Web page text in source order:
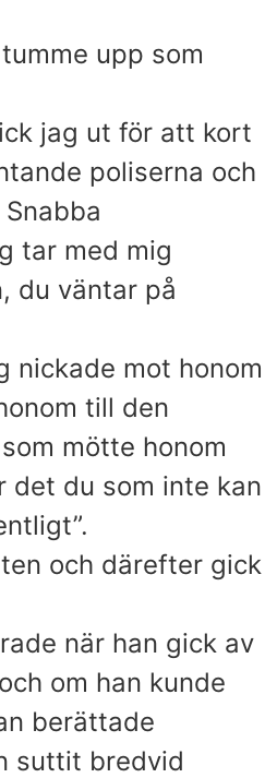
upp som
jag ut för att kort
poliserna och
tar med mig
du väntar på
nickade mot honom
till den
mötte honom
det du som inte kan
och därefter gick
när han gick av
om han kunde
berättade
suttit bredvid